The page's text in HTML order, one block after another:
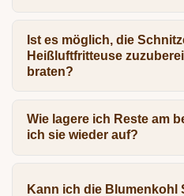
Ist es möglich, die
Heißluftfritteuse
braten?
Wie lagere ich Reste am
ich sie wieder auf?
Kann ich die Blumenkohl